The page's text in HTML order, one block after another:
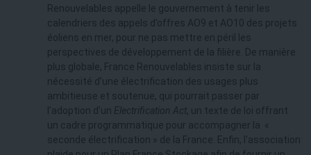
Renouvelables appelle le gouvernement à tenir les
calendriers des appels d’offres AO9 et AO10 des projets
éoliens en mer, pour ne pas mettre en péril les
perspectives de développement de la filière. De manière
plus globale, France Renouvelables insiste sur la
nécessité d’une électrification des usages plus
ambitieuse et soutenue, qui pourrait passer par
l’adoption d’un Electrification Act, un texte de loi offrant
un cadre programmatique pour accompagner la «
seconde électrification » de la France. Enfin, l'association